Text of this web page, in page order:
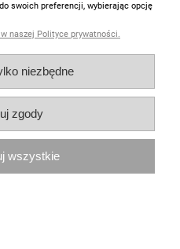
koszyka
swoich preferencji, wybierając opcję
naszej Polityce prywatności.
niezbędne
zgody
wszystkie